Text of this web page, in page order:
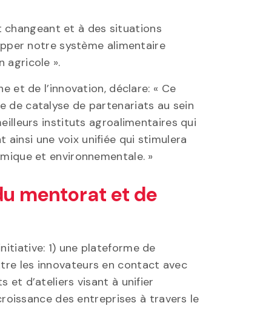
changeant et à des situations
notre système alimentaire
agricole ».
et de l’innovation, déclare: « Ce
de catalyse de partenariats au sein
instituts agroalimentaires qui
ainsi une voix unifiée qui stimulera
et environnementale. »
mentorat et de
1) une plateforme de
les innovateurs en contact avec
et d’ateliers visant à unifier
des entreprises à travers le